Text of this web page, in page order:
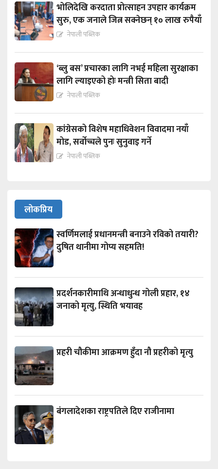
भोलिदेखि करदाता प्रोत्साहन उपहार कार्यक्रम
सुरु, एक जनाले जित्न सक्नेछन् १० लाख रुपैयाँ
नेपाली पब्लिक
‘ब्लु बस’ प्रचारका लागि नभई महिला सुरक्षाका
लागि ल्याइएको होः मन्त्री सिता बादी
नेपाली पब्लिक
कांग्रेसको विशेष महाधिवेशन विवादमा नयाँ
मोड, सर्वोच्चले पुनः सुनुवाइ गर्ने
नेपाली पब्लिक
लोकप्रिय
स्वर्णिमलाई प्रधानमन्त्री बनाउने रविको तयारी?
दुषित थानीमा गोप्य सहमति!
प्रदर्शनकारीमाथि अन्धाधुन्ध गोली प्रहार, १४
जनाको मृत्यु, स्थिति भयावह
प्रहरी चौकीमा आक्रमण हुँदा नौ प्रहरीको मृत्यु
बंगलादेशका राष्ट्रपतिले दिए राजीनामा